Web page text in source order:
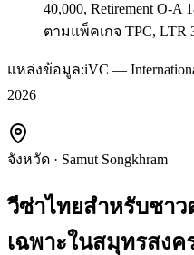
40,000, Retirement O-A
ตามแพ็คเกจ TPC, LTR
แหล่งข้อมูล:iVC —
2026
จังหวัด · Samut Songkhram
วีซ่าไทยสำหรับชาว
เฉพาะในสมุทรสงค